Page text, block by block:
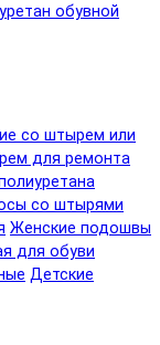
обувной
со штырем или
для ремонта
со штырями
Женские подошвы
для обуви
Детские